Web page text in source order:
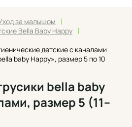
за малышом |
Bella Baby Happy |
детские с каналами
baby Happy», размер 5 по 10
bella baby
размер 5 (11–